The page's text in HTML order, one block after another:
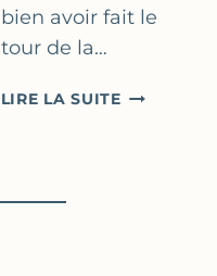
bien avoir fait le
tour de la…
LIRE LA SUITEASPERGES